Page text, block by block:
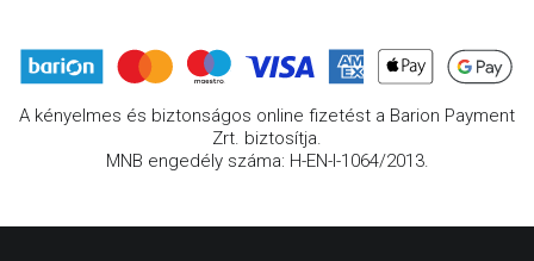
A kényelmes és biztonságos online fizetést a Barion Payment
Zrt. biztosítja.
MNB engedély száma: H-EN-I-1064/2013.